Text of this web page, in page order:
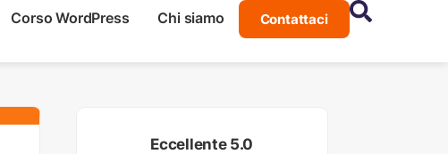
Corso WordPress Chi siamo Contattaci
Eccellente 5.0